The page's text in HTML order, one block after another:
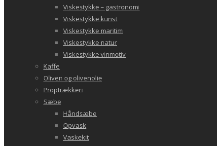
Viskestykke – gastronomi
Viskestykke kunst
Viskestykke maritim
Viskestykke natur
Viskestykke vinmotiv
Kaffe
Oliven og olivenolie
Proptrækkeri
Sæbe
Håndsæbe
Opvask
Vaskekit